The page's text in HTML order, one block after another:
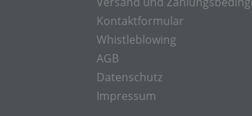
Kontaktformular
Whistleblowing
AGB
Datenschutz
Impressum